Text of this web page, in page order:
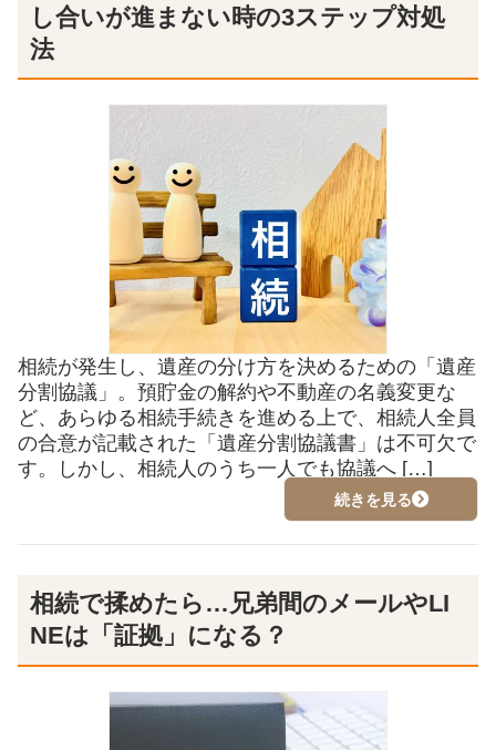
し合いが進まない時の3ステップ対処
法
相続が発生し、遺産の分け方を決めるための「遺産
分割協議」。預貯金の解約や不動産の名義変更な
ど、あらゆる相続手続きを進める上で、相続人全員
の合意が記載された「遺産分割協議書」は不可欠で
す。しかし、相続人のうち一人でも協議へ […]
続きを見る
相続で揉めたら…兄弟間のメールやLI
NEは「証拠」になる？